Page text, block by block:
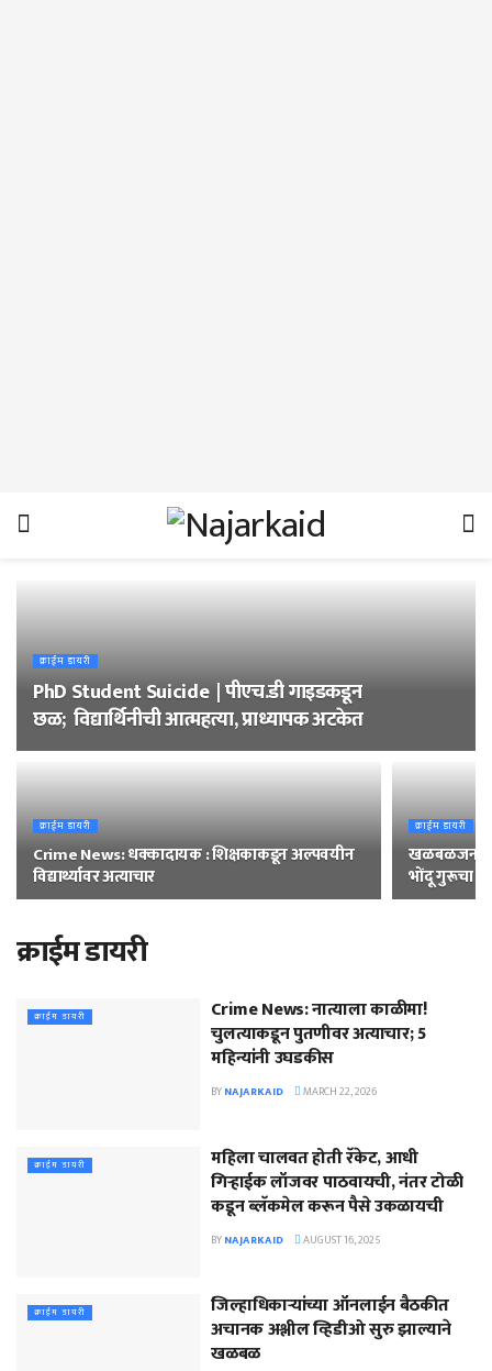
क्राईम डायरी
PhD Student Suicide | पीएच.डी गाइडकडून
छळ; विद्यार्थिनीची आत्महत्या, प्राध्यापक अटकेत
क्राईम डायरी
Crime News: धक्कादायक : शिक्षकाकडून अल्पवयीन
विद्यार्थ्यावर अत्याचार
क्राईम डायरी
खळबळजनक :
भोंदू गुरूचा
क्राईम डायरी
क्राईम डायरी
Crime News: नात्याला काळीमा!
चुलत्याकडून पुतणीवर अत्याचार; 5
महिन्यांनी उघडकीस
BYNAJARKAID MARCH 22, 2026
क्राईम डायरी
महिला चालवत होती रॅकेट, आधी
गिऱ्हाईक लॉजवर पाठवायची, नंतर टोळी
कडून ब्लॅकमेल करून पैसे उकळायची
BYNAJARKAID AUGUST 16, 2025
क्राईम डायरी
जिल्हाधिकाऱ्यांच्या ऑनलाईन बैठकीत
अचानक अश्लील व्हिडीओ सुरु झाल्याने
खळबळ